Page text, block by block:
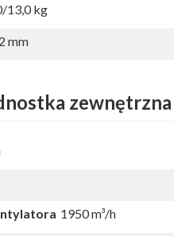
13,0 kg
mm
zewnętrzna
1950 m³/h